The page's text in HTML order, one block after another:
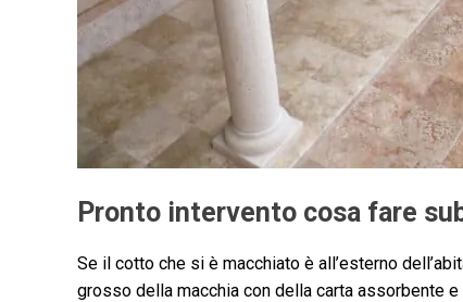
Pronto intervento cosa fare
Se il cotto che si è macchiato è all’esterno
grosso della macchia con della carta assorbente